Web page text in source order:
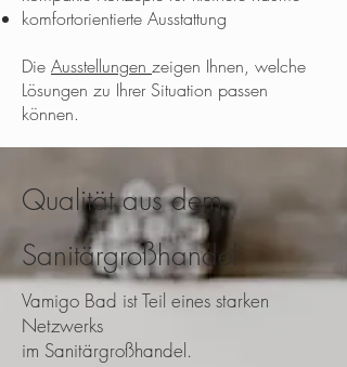
komfortorientierte Ausstattung
Die Ausstellungen zeigen Ihnen, welche
Lösungen zu Ihrer Situation passen
können.
Qualität aus dem
Sanitärgroßhandel
Vamigo Bad ist Teil eines starken
Netzwerks
im Sanitärgroßhandel.